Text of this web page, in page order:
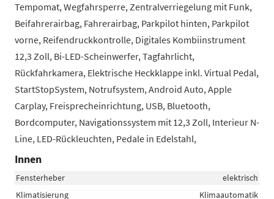
Tempomat, Wegfahrsperre, Zentralverriegelung mit Funk,
Beifahrerairbag, Fahrerairbag, Parkpilot hinten, Parkpilot
vorne, Reifendruckkontrolle, Digitales Kombiinstrument
12,3 Zoll, Bi-LED-Scheinwerfer, Tagfahrlicht,
Rückfahrkamera, Elektrische Heckklappe inkl. Virtual Pedal,
StartStopSystem, Notrufsystem, Android Auto, Apple
Carplay, Freisprecheinrichtung, USB, Bluetooth,
Bordcomputer, Navigationssystem mit 12,3 Zoll, Interieur N-
Line, LED-Rückleuchten, Pedale in Edelstahl,
Innen
Fensterheber
elektrisch
Klimatisierung
Klimaautomatik